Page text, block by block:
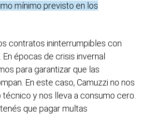
mínimo previsto en los
contratos ininterrumpibles con
épocas de crisis invernal
para garantizar que las
En este caso, Camuzzi no nos
técnico y nos lleva a consumo cero.
que pagar multas